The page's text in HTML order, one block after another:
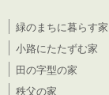
緑のまちに暮らす家
小路にたたずむ家
田の字型の家
秩父の家